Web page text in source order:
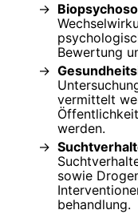
Bewertung
vermittelt
werden.
sowie
behandlung.